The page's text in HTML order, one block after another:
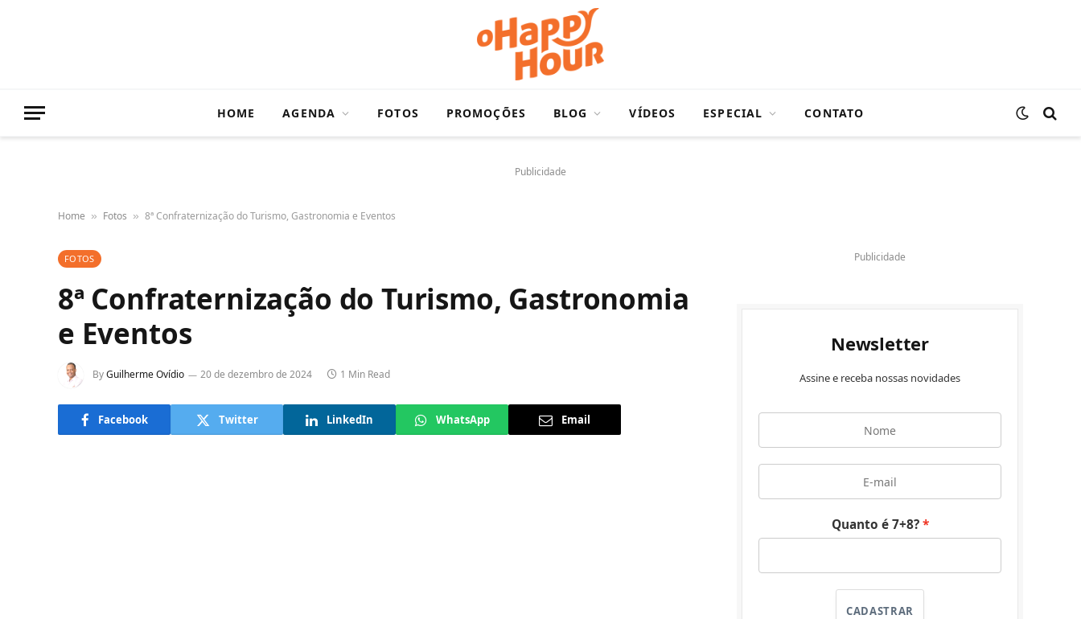
HOME AGENDA FOTOS PROMOÇÕES BLOG VÍDEOS ESPECIAL CONTATO
Publicidade
Home » Fotos » 8ª Confraternização do Turismo, Gastronomia e Eventos
FOTOS
8ª Confraternização do Turismo, Gastronomia
e Eventos
ByGuilherme Ovídio 20 de dezembro de 2024 1 Min Read
Facebook Twitter LinkedIn WhatsApp Email
Publicidade
Newsletter
Assine e receba nossas novidades
Quanto é 7+8?
CADASTRAR